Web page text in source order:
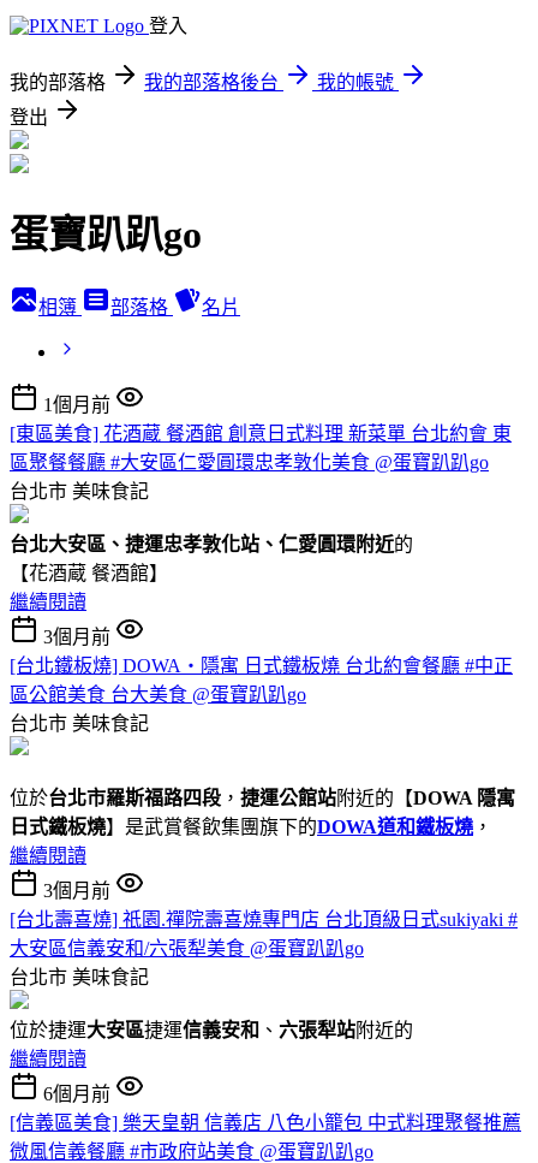
登入
我的部落格 我的部落格後台
我的帳號
登出
蛋寶趴趴go
相簿 部落格 名片
1個月前
[東區美食] 花酒蔵 餐酒館 創意日式料理 新菜單 台北約會 東
區聚餐餐廳 #大安區仁愛圓環忠孝敦化美食 @蛋寶趴趴go
台北市 美味食記
台北大安區、捷運忠孝敦化站、仁愛圓環附近的
【花酒蔵 餐酒館】
繼續閱讀
3個月前
[台北鐵板燒] DOWA・隱寓 日式鐵板燒 台北約會餐廳 #中正
區公館美食 台大美食 @蛋寶趴趴go
台北市 美味食記
位於台北市羅斯福路四段 ， 捷運公館站附近的【DOWA 隱寓
日式鐵板燒】是武賞餐飲集團旗下的DOWA道和鐵板燒 ，
繼續閱讀
3個月前
[台北壽喜燒] 祇園.禪院壽喜燒專門店 台北頂級日式sukiyaki #
大安區信義安和/六張犁美食 @蛋寶趴趴go
台北市 美味食記
位於捷運大安區捷運信義安和 、 六張犁站附近的
繼續閱讀
6個月前
[信義區美食] 樂天皇朝 信義店 八色小籠包 中式料理聚餐推薦
微風信義餐廳 #市政府站美食 @蛋寶趴趴go